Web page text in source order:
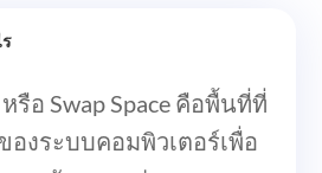
รือ Swap Space คือพื้นที่ที่
งระบบคอมพิวเตอร์เพื่อ